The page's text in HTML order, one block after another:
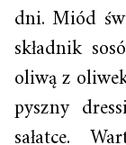
dni. Miód
składnik
oliwą z
pyszny